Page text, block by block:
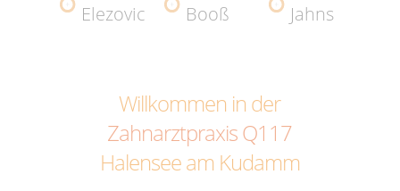
Elezovic Booß Jahns
Willkommen in der
Zahnarztpraxis Q117
Halensee am Kudamm